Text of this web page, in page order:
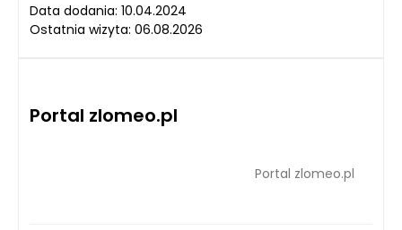
Data dodania: 10.04.2024
Ostatnia wizyta: 06.08.2026
Portal zlomeo.pl
Portal zlomeo.pl